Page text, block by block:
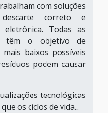
com soluções
correto e
Todas as
têm o objetivo de
baixos possíveis
podem causar
tecnológicas
os ciclos de vida...